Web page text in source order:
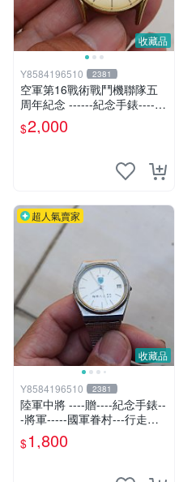
收藏品
Y8584196510 2381
空軍第16戰術戰鬥機聯隊五
周年紀念 ------紀念手錶-------
-國軍眷村---行走正常
$2,000
收藏品
超人氣賣家
Y8584196510 2381
陸軍中將 ----贈----紀念手錶--
-將軍-----國軍眷村---行走正
常
$1,800